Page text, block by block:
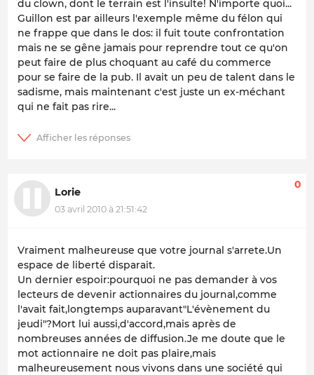
du clown, dont le terrain est l'insulte! N'importe quoi...
Guillon est par ailleurs l'exemple même du félon qui
ne frappe que dans le dos: il fuit toute confrontation
mais ne se gêne jamais pour reprendre tout ce qu'on
peut faire de plus choquant au café du commerce
pour se faire de la pub. Il avait un peu de talent dans le
sadisme, mais maintenant c'est juste un ex-méchant
qui ne fait pas rire...
Lorie
03 avril 2010 à 21:51:42
0
Vraiment malheureuse que votre journal s'arrete.Un
espace de liberté disparait.
Un dernier espoir:pourquoi ne pas demander à vos
lecteurs de devenir actionnaires du journal,comme
l'avait fait,longtemps auparavant"L'évènement du
jeudi"?Mort lui aussi,d'accord,mais après de
nombreuses années de diffusion.Je me doute que le
mot actionnaire ne doit pas plaire,mais
malheureusement nous vivons dans une société qui